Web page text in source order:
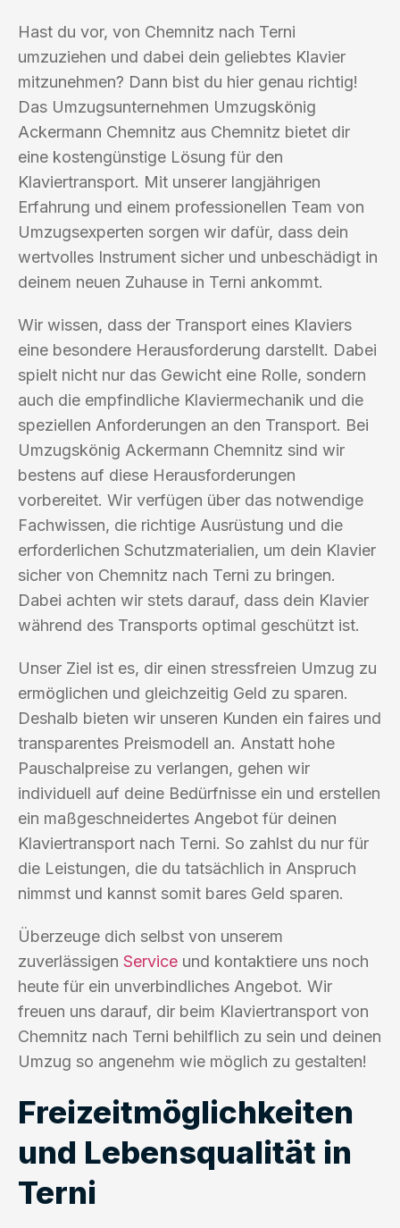
Hast du vor, von Chemnitz nach Terni
umzuziehen und dabei dein geliebtes Klavier
mitzunehmen? Dann bist du hier genau richtig!
Das Umzugsunternehmen Umzugskönig
Ackermann Chemnitz aus Chemnitz bietet dir
eine kostengünstige Lösung für den
Klaviertransport. Mit unserer langjährigen
Erfahrung und einem professionellen Team von
Umzugsexperten sorgen wir dafür, dass dein
wertvolles Instrument sicher und unbeschädigt in
deinem neuen Zuhause in Terni ankommt.
Wir wissen, dass der Transport eines Klaviers
eine besondere Herausforderung darstellt. Dabei
spielt nicht nur das Gewicht eine Rolle, sondern
auch die empfindliche Klaviermechanik und die
speziellen Anforderungen an den Transport. Bei
Umzugskönig Ackermann Chemnitz sind wir
bestens auf diese Herausforderungen
vorbereitet. Wir verfügen über das notwendige
Fachwissen, die richtige Ausrüstung und die
erforderlichen Schutzmaterialien, um dein Klavier
sicher von Chemnitz nach Terni zu bringen.
Dabei achten wir stets darauf, dass dein Klavier
während des Transports optimal geschützt ist.
Unser Ziel ist es, dir einen stressfreien Umzug zu
ermöglichen und gleichzeitig Geld zu sparen.
Deshalb bieten wir unseren Kunden ein faires und
transparentes Preismodell an. Anstatt hohe
Pauschalpreise zu verlangen, gehen wir
individuell auf deine Bedürfnisse ein und erstellen
ein maßgeschneidertes Angebot für deinen
Klaviertransport nach Terni. So zahlst du nur für
die Leistungen, die du tatsächlich in Anspruch
nimmst und kannst somit bares Geld sparen.
Überzeuge dich selbst von unserem
zuverlässigen Service und kontaktiere uns noch
heute für ein unverbindliches Angebot. Wir
freuen uns darauf, dir beim Klaviertransport von
Chemnitz nach Terni behilflich zu sein und deinen
Umzug so angenehm wie möglich zu gestalten!
Freizeitmöglichkeiten
und Lebensqualität in
Terni